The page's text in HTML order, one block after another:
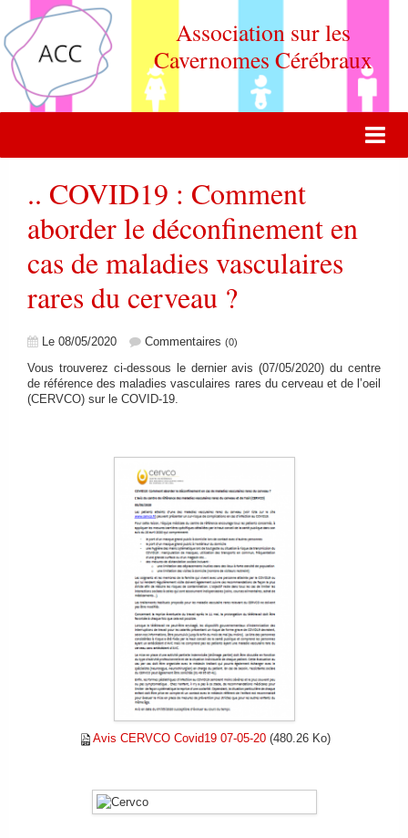
Association sur les
Cavernomes Cérébraux
QUOI DE NEUF DOCTEUR ?
ADHERER
.. COVID19 : Comment
aborder le déconfinement en
cas de maladies vasculaires
rares du cerveau ?
Le 08/05/2020 Commentaires (0)
Vous trouverez ci-dessous le dernier avis (07/05/2020) du centre
de référence des maladies vasculaires rares du cerveau et de l’oeil
(CERVCO) sur le COVID-19.
Avis CERVCO Covid19 07-05-20(480.26 Ko)